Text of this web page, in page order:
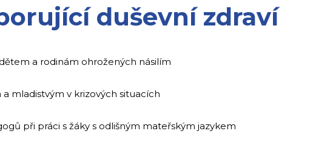
duševní zdraví
a rodinám ohrožených násilím
mladistvým v krizových situacích
při práci s žáky s odlišným mateřským jazykem